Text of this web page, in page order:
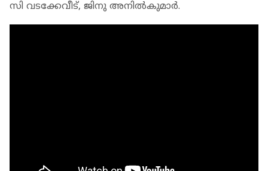
സി വടക്കേവീട്, ജിനു അനില്‍കുമാര്‍.